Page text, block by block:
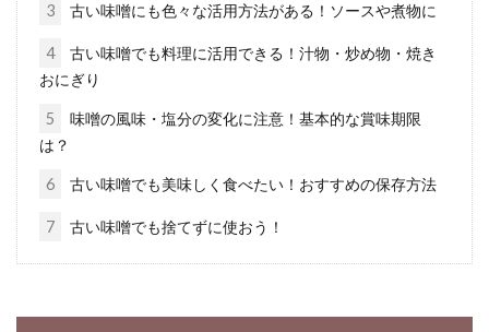
玄米甘酒は体に良くおいしい！作り
方は？鍋でも作れる？
と米こうじから作った甘酒です。米こうじから
バケツ稲の栽培をしてみよう！土を
3 古い味噌にも色々な活用方法がある！ソースや煮物に
4
古い味噌でも料理に活用できる！汁物・炒め物・焼き
おにぎり
5
味噌の風味・塩分の変化に注意！基本的な賞味期限
は？
6 古い味噌でも美味しく食べたい！おすすめの保存方法
7 古い味噌でも捨てずに使おう！